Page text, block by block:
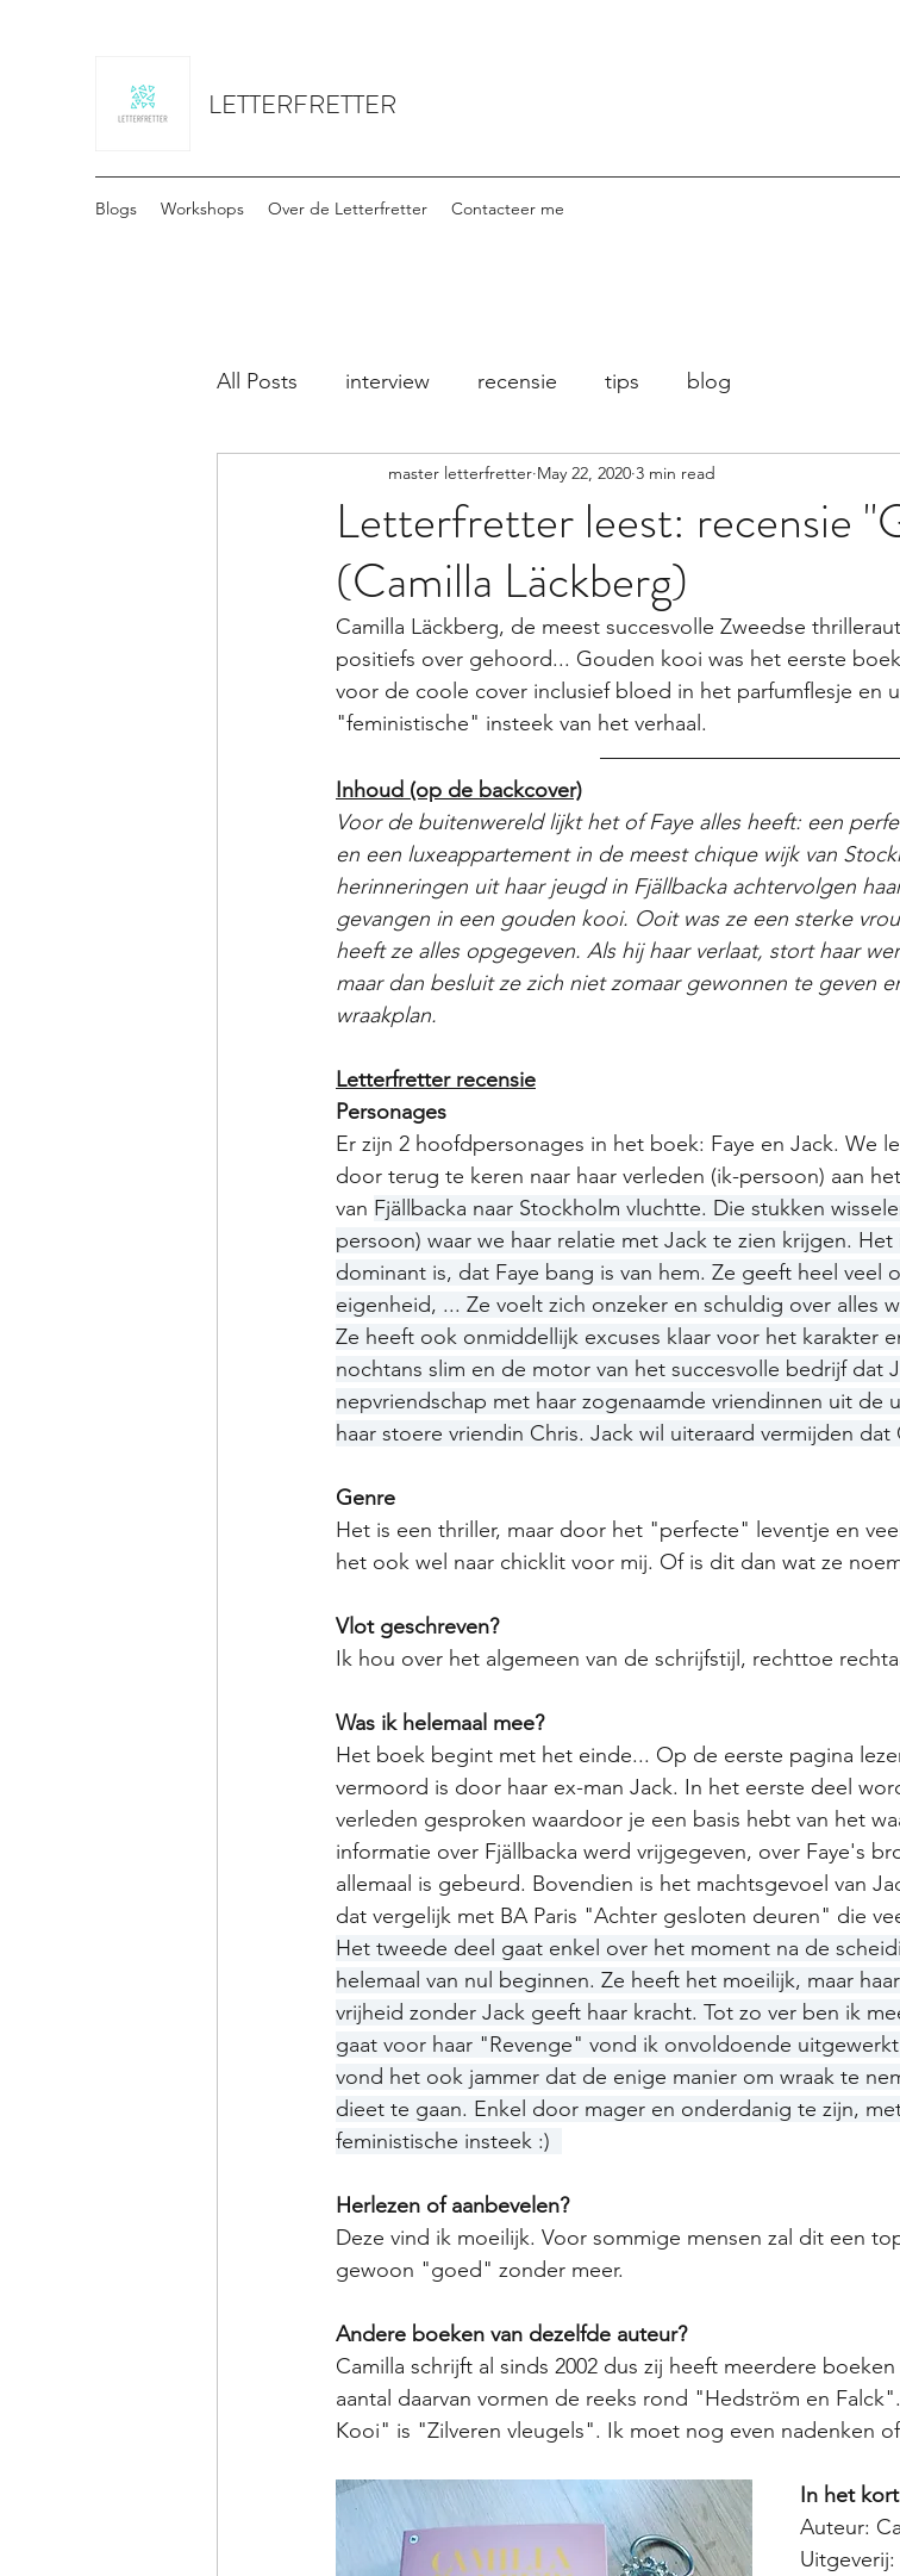
LETTERFRETTER
Blogs Workshops Over de Letterfretter Contacteer me
All Posts interview recensie tips blog
Letterfretter leest: recensie
(Camilla Läckberg)
master letterfretter May 22, 2020 3 min read
Camilla Läckberg, de meest succesvolle Zweedse
positiefs over gehoord... Gouden kooi was het eerste
voor de coole cover inclusief bloed in het parfumflesje en
"feministische" insteek van het verhaal.
Inhoud (op de backcover)
Voor de buitenwereld lijkt het of Faye alles heeft: een
en een luxeappartement in de meest chique wijk van
herinneringen uit haar jeugd in Fjällbacka achtervolgen
gevangen in een gouden kooi. Ooit was ze een sterke
heeft ze alles opgegeven. Als hij haar verlaat, stort haar
maar dan besluit ze zich niet zomaar gewonnen te geven
wraakplan.
Letterfretter recensie
Personages
Er zijn 2 hoofdpersonages in het boek: Faye en Jack. We
door terug te keren naar haar verleden (ik-persoon) aan
van Fjällbacka naar Stockholm vluchtte. Die stukken
persoon) waar we haar relatie met Jack te zien krijgen.
dominant is, dat Faye bang is van hem. Ze geeft heel veel
eigenheid, ... Ze voelt zich onzeker en schuldig over alles
Ze heeft ook onmiddellijk excuses klaar voor het karakter
nochtans slim en de motor van het succesvolle bedrijf dat
nepvriendschap met haar zogenaamde vriendinnen uit de
haar stoere vriendin Chris. Jack wil uiteraard vermijden dat
Genre
Het is een thriller, maar door het "perfecte" leventje en
het ook wel naar chicklit voor mij. Of is dit dan wat ze
Vlot geschreven?
Ik hou over het algemeen van de schrijfstijl, rechttoe
Was ik helemaal mee?
Het boek begint met het einde... Op de eerste pagina
vermoord is door haar ex-man Jack. In het eerste deel
verleden gesproken waardoor je een basis hebt van het
informatie over Fjällbacka werd vrijgegeven, over Faye's
allemaal is gebeurd. Bovendien is het machtsgevoel van
dat vergelijk met BA Paris "Achter gesloten deuren" die
Het tweede deel gaat enkel over het moment na de
helemaal van nul beginnen. Ze heeft het moeilijk, maar
vrijheid zonder Jack geeft haar kracht. Tot zo ver ben ik
gaat voor haar "Revenge" vond ik onvoldoende
vond het ook jammer dat de enige manier om wraak te
dieet te gaan. Enkel door mager en onderdanig te zijn,
feministische insteek :)
Herlezen of aanbevelen?
Deze vind ik moeilijk. Voor sommige mensen zal dit een
gewoon "goed" zonder meer.
Andere boeken van dezelfde auteur?
Camilla schrijft al sinds 2002 dus zij heeft meerdere
aantal daarvan vormen de reeks rond "Hedström en
Kooi" is "Zilveren vleugels". Ik moet nog even nadenken
In het kort
Auteur: